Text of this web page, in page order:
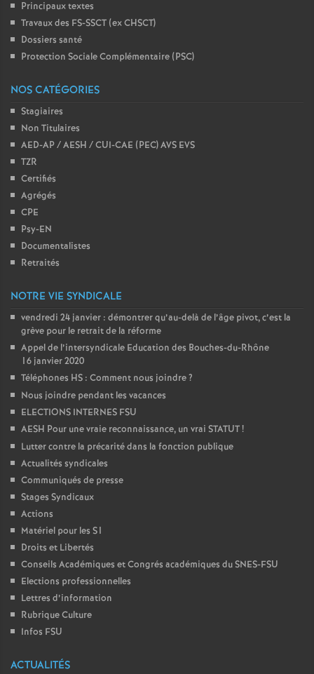
Principaux textes
Travaux des FS-SSCT (ex CHSCT)
Dossiers santé
Protection Sociale Complémentaire (PSC)
NOS CATÉGORIES
Stagiaires
Non Titulaires
AED-AP / AESH / CUI-CAE (PEC) AVS EVS
TZR
Certifiés
Agrégés
CPE
Psy-EN
Documentalistes
Retraités
NOTRE VIE SYNDICALE
vendredi 24 janvier : démontrer qu’au-delà de l’âge pivot, c’est la
grève pour le retrait de la réforme
Appel de l’intersyndicale Education des Bouches-du-Rhône
16 janvier 2020
Téléphones HS : Comment nous joindre?
Nous joindre pendant les vacances
ELECTIONS INTERNES FSU
AESH Pour une vraie reconnaissance, un vrai STATUT!
Lutter contre la précarité dans la fonction publique
Actualités syndicales
Communiqués de presse
Stages Syndicaux
Actions
Matériel pour les S1
Droits et Libertés
Conseils Académiques et Congrés académiques du SNES-FSU
Elections professionnelles
Lettres d’information
Rubrique Culture
Infos FSU
ACTUALITÉS